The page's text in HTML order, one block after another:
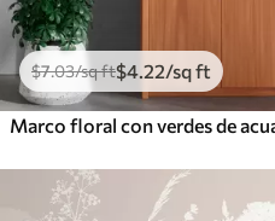
$7.03/sq ft$4 .22/sq ft
Marco floral con verdes de